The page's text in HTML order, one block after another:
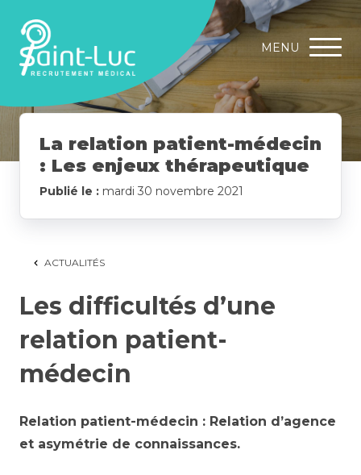
MENU
La relation patient-médecin
: Les enjeux thérapeutique
Publié le : mardi 30 novembre 2021
ACTUALITÉS
Les difficultés d’une
relation patient-
médecin
Relation patient-médecin : Relation d’agence
et asymétrie de connaissances.